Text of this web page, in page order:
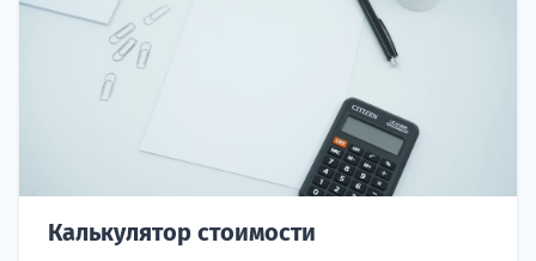
Калькулятор стоимости